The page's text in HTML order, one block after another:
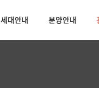
세대안내 분양안내